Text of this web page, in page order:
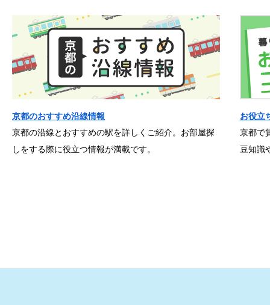
京都のおすすめ沿線情報
京都の沿線とおすすめの駅を詳しくご紹介。お部屋探
しをする際に役立つ情報が満載です。
お役立
京都で
豆知識